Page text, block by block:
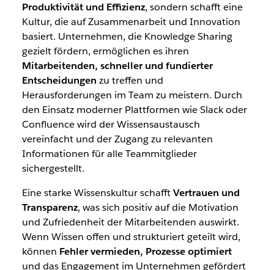
Produktivität und Effizienz, sondern schafft eine
Kultur, die auf Zusammenarbeit und Innovation
basiert. Unternehmen, die Knowledge Sharing
gezielt fördern, ermöglichen es ihren
Mitarbeitenden, schneller und fundierter
Entscheidungen zu treffen und
Herausforderungen im Team zu meistern. Durch
den Einsatz moderner Plattformen wie Slack oder
Confluence wird der Wissensaustausch
vereinfacht und der Zugang zu relevanten
Informationen für alle Teammitglieder
sichergestellt.
Eine starke Wissenskultur schafftVertrauen und
Transparenz, was sich positiv auf die Motivation
und Zufriedenheit der Mitarbeitenden auswirkt.
Wenn Wissen offen und strukturiert geteilt wird,
können Fehler vermieden, Prozesse optimiert
und das Engagement im Unternehmen gefördert